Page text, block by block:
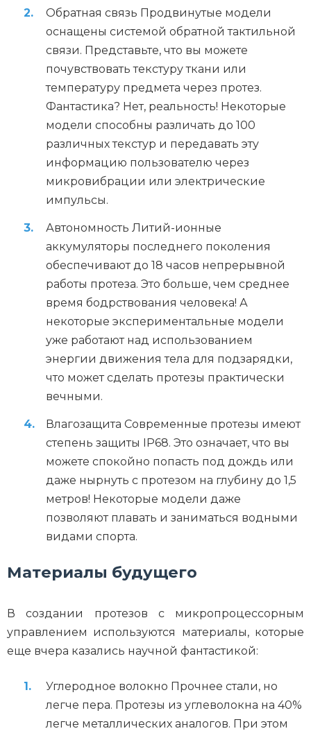
Обратная связь Продвинутые модели
оснащены системой обратной тактильной
связи. Представьте, что вы можете
почувствовать текстуру ткани или
температуру предмета через протез.
Фантастика? Нет, реальность! Некоторые
модели способны различать до 100
различных текстур и передавать эту
информацию пользователю через
микровибрации или электрические
импульсы.
Автономность Литий-ионные
аккумуляторы последнего поколения
обеспечивают до 18 часов непрерывной
работы протеза. Это больше, чем среднее
время бодрствования человека! А
некоторые экспериментальные модели
уже работают над использованием
энергии движения тела для подзарядки,
что может сделать протезы практически
вечными.
Влагозащита Современные протезы имеют
степень защиты IP68. Это означает, что вы
можете спокойно попасть под дождь или
даже нырнуть с протезом на глубину до 1,5
метров! Некоторые модели даже
позволяют плавать и заниматься водными
видами спорта.
Материалы будущего
В создании протезов с микропроцессорным
управлением используются материалы, которые
еще вчера казались научной фантастикой:
Углеродное волокно Прочнее стали, но
легче пера. Протезы из углеволокна на 40%
легче металлических аналогов. При этом